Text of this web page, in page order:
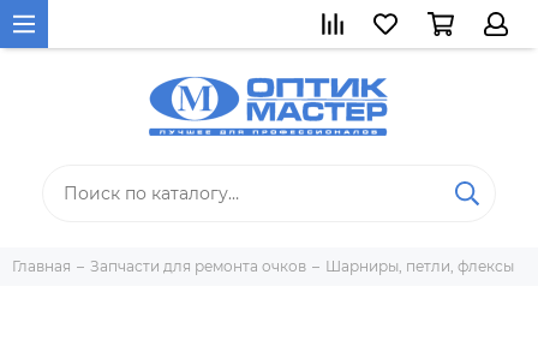
Главная Запчасти для ремонта очков Шарниры, петли, флексы